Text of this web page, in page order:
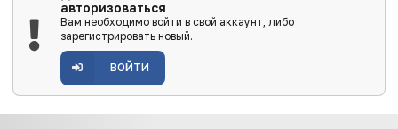
авторизоваться
Вам необходимо войти в свой аккаунт, либо
зарегистрировать новый.
ВОЙТИ